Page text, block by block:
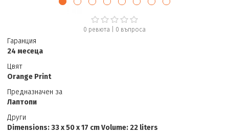
0 ревюта| 0 въпроса
Гаранция
24 месеца
Цвят
Orange Print
Предназначен за
Лаптопи
Други
Dimensions: 33 x 50 x 17 cm Volume: 22 liters